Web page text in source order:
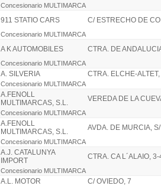
Concesionario MULTIMARCA
911 STATIO CARS C/ ESTRECHO DE
Concesionario MULTIMARCA
A K AUTOMOBILES CTRA. DE
Concesionario MULTIMARCA
A. SILVERIA CTRA. ELCHE-
Concesionario MULTIMARCA
A.FENOLL
MULTIMARCAS, S.L.
VEREDA DE LA
Concesionario MULTIMARCA
A.FENOLL
MULTIMARCAS, S.L.
AVDA. DE MURCIA,
Concesionario MULTIMARCA
A.J. CATALUNYA
IMPORT
CTRA. CA L´ALAIO, 3-
Concesionario MULTIMARCA
A.L. MOTOR C/ OVIEDO, 7